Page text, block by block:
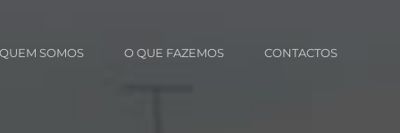
QUEM SOMOS O QUE FAZEMOS CONTACTOS